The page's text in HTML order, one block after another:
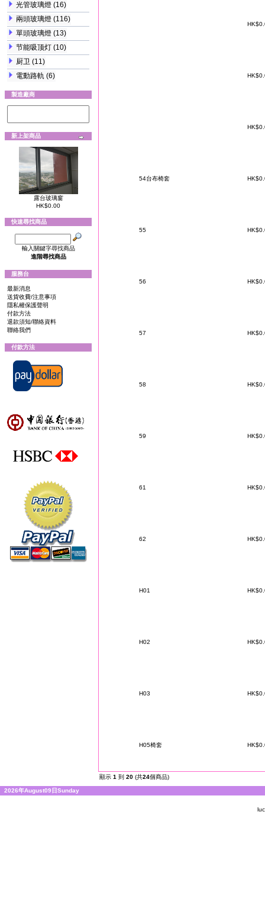
光管玻璃燈 (16)
兩頭玻璃燈 (116)
單頭玻璃燈 (13)
节能吸顶灯 (10)
厨卫 (11)
電動路軌 (6)
製造廠商
新上架商品
露台玻璃窗
HK$0.00
快速尋找商品
輸入關鍵字尋找商品
進階尋找商品
服務台
最新消息
送貨收費/注意事項
隱私權保護聲明
付款方法
退款須知/聯絡資料
聯絡我們
付款方法
54台布椅套
55
56
57
58
59
61
62
H01
H02
H03
H05椅套
顯示 1 到 20 (共24個商品)
2026年August09日Sunday